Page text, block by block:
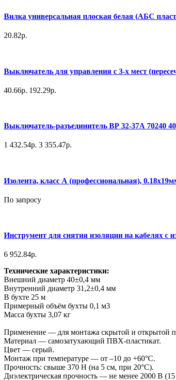
Вилка универсальная плоская белая (АБС
20.82р.
Выключатель для управления с 3-х мест
40.66р. 192.29р.
Выключатель-разъединитель ВР 32-37А 70240
1 432.54р. 3 355.47р.
Изолента, класс А (профессиональная),
По запросу
Инструмент для снятия изоляции на кабелях с
6 952.84р.
Технические характеристики:
Внешний диаметр 40±0,4 мм
Внутренний диаметр 31,2±0,4 мм
В бухте 25 м
Примерный объём бухты 0,1 м3
Масса бухты 3,07 кг
Применение — для монтажа скрытой и открытой
Материал — самозатухающий ПВХ-пластикат.
Цвет — серый.
Монтаж при температуре — от –10 до +60°С.
Прочность: свыше 370 Н (на 5 см, при 20°С).
Диэлектрическая прочность — не менее 2000 В